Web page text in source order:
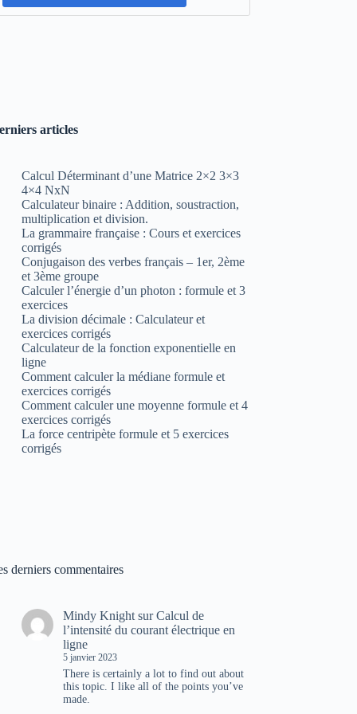
articles
Calcul Déterminant d’une Matrice 2×2 3×3
4×4 NxN
Calculateur binaire : Addition, soustraction,
multiplication et division.
La grammaire française : Cours et exercices
corrigés
Conjugaison des verbes français – 1er, 2ème
et 3ème groupe
Calculer l’énergie d’un photon : formule et 3
exercices
La division décimale : Calculateur et
exercices corrigés
Calculateur de la fonction exponentielle en
ligne
Comment calculer la médiane formule et
exercices corrigés
Comment calculer une moyenne formule et 4
exercices corrigés
La force centripète formule et 5 exercices
corrigés
derniers commentaires
Mindy Knight surCalcul de
l’intensité du courant électrique en
ligne
5 janvier 2023
There is certainly a lot to find out about
this topic. I like all of the points you’ve
made.